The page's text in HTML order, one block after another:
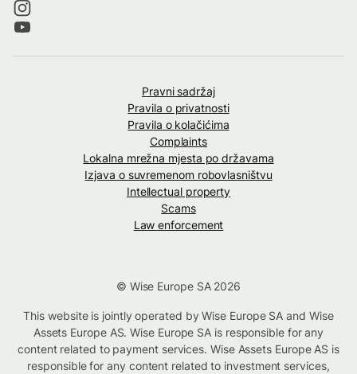
Pravni sadržaj
Pravila o privatnosti
Pravila o kolačićima
Complaints
Lokalna mrežna mjesta po državama
Izjava o suvremenom robovlasništvu
Intellectual property
Scams
Law enforcement
© Wise Europe SA 2026
This website is jointly operated by Wise Europe SA and Wise
Assets Europe AS. Wise Europe SA is responsible for any
content related to payment services. Wise Assets Europe AS is
responsible for any content related to investment services,